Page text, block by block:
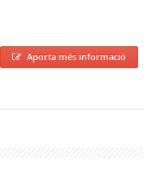
Aporta més informació